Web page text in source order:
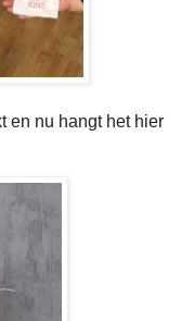
en nu hangt het hier